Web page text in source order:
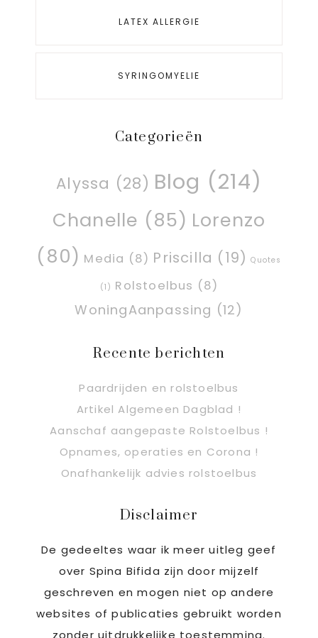
LATEX ALLERGIE
SYRINGOMYELIE
Categorieën
Alyssa (28) Blog (214)
Chanelle (85) Lorenzo
(80) Media (8) Priscilla (19) Quotes
(1) Rolstoelbus (8)
WoningAanpassing (12)
Recente berichten
Paardrijden en rolstoelbus
Artikel Algemeen Dagblad !
Aanschaf aangepaste Rolstoelbus !
Opnames, operaties en Corona !
Onafhankelijk advies rolstoelbus
Disclaimer
De gedeeltes waar ik meer uitleg geef
over Spina Bifida zijn door mijzelf
geschreven en mogen niet op andere
websites of publicaties gebruikt worden
zonder uitdrukkelijke toestemming.